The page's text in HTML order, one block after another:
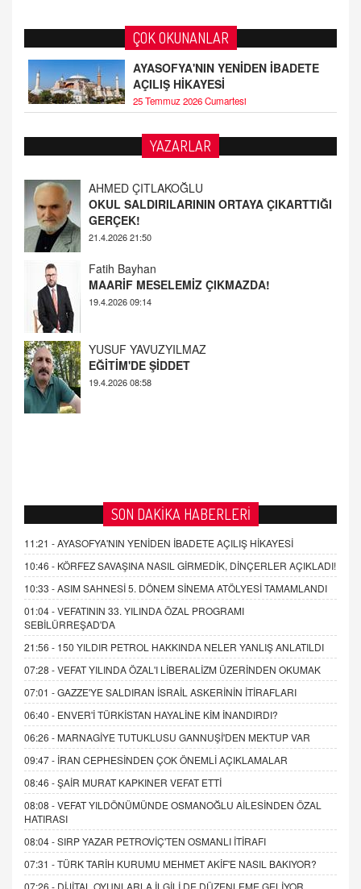
ÇOK OKUNANLAR
AYASOFYA'NIN YENİDEN İBADETE
AÇILIŞ HİKAYESİ
25 Temmuz 2026 Cumartesi
YAZARLAR
AHMED ÇITLAKOĞLU
OKUL SALDIRILARININ ORTAYA ÇIKARTTIĞI
21.4.2026 21:50
Fatih Bayhan
MAARİF MESELEMİZ ÇIKMAZDA!
YUSUF YAVUZYILMAZ
SON DAKİKA HABERLERİ
11:21 -AYASOFYA'NIN YENİDEN İBADETE AÇILIŞ HİKAYESİ
10:46 - KÖRFEZ SAVAŞINA NASIL GİRMEDİK, DİNÇERLER AÇIKLADI!
10:33 -ASIM SAHNESİ 5. DÖNEM SİNEMA ATÖLYESİ TAMAMLANDI
01:04 -VEFATININ 33. YILINDA ÖZAL PROGRAMI
SEBİLÜRREŞAD'DA
21:56 - 150 YILDIR PETROL HAKKINDA NELER YANLIŞ ANLATILDI
07:28 -VEFAT YILINDA ÖZAL'I LİBERALİZM ÜZERİNDEN OKUMAK
07:01 -GAZZE'YE SALDIRAN İSRAİL ASKERİNİN İTİRAFLARI
06:40 - ENVER'İ TÜRKİSTAN HAYALİNE KİM İNANDIRDI?
06:26 - MARNAGİYE TUTUKLUSU GANNUŞİ'DEN MEKTUP VAR
09:47 - İRAN CEPHESİNDEN ÇOK ÖNEMLİ AÇIKLAMALAR
08:46 -ŞAİR MURAT KAPKINER VEFAT ETTİ
08:08 -VEFAT YILDÖNÜMÜNDE OSMANOĞLU AİLESİNDEN ÖZAL
HATIRASI
08:04 -SIRP YAZAR PETROVİÇ'TEN OSMANLI İTİRAFI
07:31 -TÜRK TARİH KURUMU MEHMET AKİF'E NASIL BAKIYOR?
07:26 - DİJİTAL OYUNLARLA İLGİLİ DE DÜZENLEME GELİYOR